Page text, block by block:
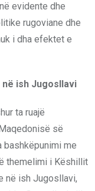
evidente dhe
rugoviane dhe
i dha efektet e
ish Jugosllavi
ta ruajë
së
bashkëpunimi me
themelimi i Këshillit
në ish Jugosllavi,